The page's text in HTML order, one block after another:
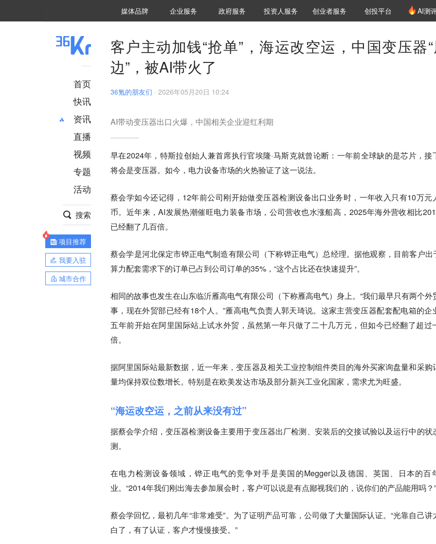
媒体品牌 36Kr研究院
企业服务 城市之窗
政府服务 VClub投资机构库
投资机构职位推介
投资人服务 创投氪堂
创业者服务 创投平台 AI测
首页
快讯
资讯
推荐
财经
项目推荐
安徽
直播
视频
专题
活动
搜索
项目推荐
我要入驻
城市合作
客户主动加钱“抢单”，海运改空运，中国变压器
边”，被AI带火了
36氪的朋友们 · 2026年05月20日 10:24
AI带动变压器出口火爆，中国相关企业迎红利期
早在2024年，特斯拉创始人兼首席执行官埃隆·马斯克就曾论断：一年前全球缺的是芯片，接
将会是变压器。如今，电力设备市场的火热验证了这一说法。
蔡会学如今还记得，12年前公司刚开始做变压器检测设备出口业务时，一年收入只有10万元
币。近年来，AI发展热潮催旺电力装备市场，公司营收也水涨船高，2025年海外营收相比
已经翻了几百倍。
蔡会学是河北保定市铧正电气制造有限公司（下称铧正电气）总经理。据他观察，目前客户出
算力配套需求下的订单已占到公司订单的35%，“这个占比还在快速提升”。
相同的故事也发生在山东临沂雁高电气有限公司（下称雁高电气）身上。“我们最早只有两个外
事，现在外贸部已经有18个人。”雁高电气负责人郭天琦说。这家主营变压器配套配电箱的企
五年前开始在阿里国际站上试水外贸，虽然第一年只做了二十几万元，但如今已经翻了超过
倍。
据阿里国际站最新数据，近一年来，变压器及相关工业控制组件类目的海外买家询盘量和采购
量均保持双位数增长。特别是在欧美发达市场及部分新兴工业化国家，需求尤为旺盛。
“海运改空运，之前从来没有过”
据蔡会学介绍，变压器检测设备主要用于变压器出厂检测、安装后的交接试验以及运行中的状
测。
在电力检测设备领域，铧正电气的竞争对手是美国的Megger以及德国、英国、日本的百
业。“2014年我们刚出海去参加展会时，客户可以说是有点鄙视我们的，说你们的产品能用吗？”
蔡会学回忆，最初几年“非常难受”。为了证明产品可靠，公司做了大量国际认证。“光靠自己讲
白了，有了认证，客户才慢慢接受。”